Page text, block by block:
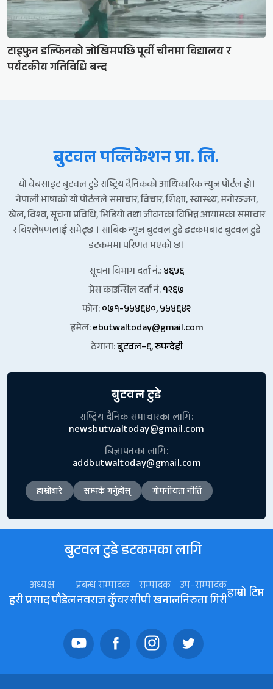
टाइफुन डल्फिनको जोखिमपछि पूर्वी चीनमा विद्यालय र
पर्यटकीय गतिविधि बन्द
बुटवल पव्लिकेशन प्रा. लि.
यो वेबसाइट बुटवल टुडे राष्ट्रिय दैनिकको आधिकारिक न्युज पोर्टल हो।
नेपाली भाषाको यो पोर्टलले समाचार, विचार, शिक्षा, स्वास्थ्य, मनोरञ्जन,
खेल, विश्व, सूचना प्रविधि, भिडियो तथा जीवनका विभिन्न आयामका समाचार
र विश्लेषणलाई समेट्छ । साबिक न्युज बुटवल टुडे डटकमबाट बुटवल टुडे
डटकममा परिणत भएको छ।
सूचना विभाग दर्ता नं.:४६५६
प्रेस काउन्सिल दर्ता नं.१२६७
फोन:०७१-५५४६४०, ५५४६४२
इमेल:ebutwaltoday@gmail.com
ठेगाना:बुटवल–६, रुपन्देही
बुटवल टुडे
राष्ट्रिय दैनिक समाचारका लागि:
newsbutwaltoday@gmail.com
बिज्ञापनका लागि:
addbutwaltoday@gmail.com
हाम्रोबारे सम्पर्क गर्नुहोस् गोपनीयता नीति
बुटवल टुडे डटकमका लागि
अध्यक्ष
हरी प्रसाद पौडेल
प्रबन्ध सम्पादक
नवराज कॅुवर
सम्पादक
सीपी खनाल
उप–सम्पादक
निरुता गिरीहाम्रो टिम